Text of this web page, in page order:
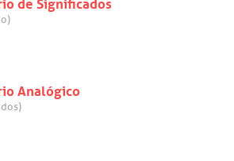
Analógico